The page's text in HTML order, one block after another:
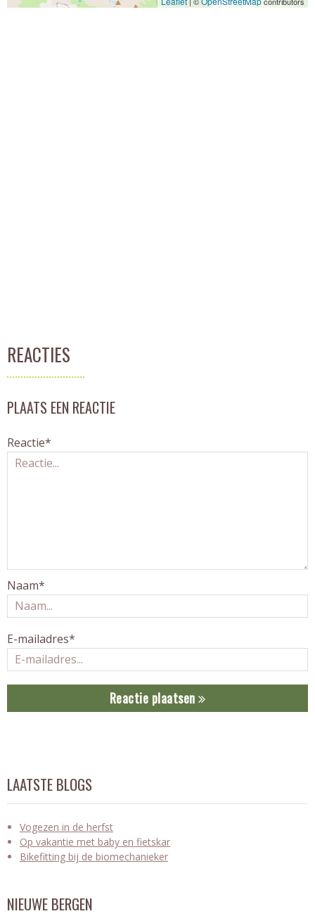
REACTIES
PLAATS EEN REACTIE
Reactie*
Naam*
E-mailadres*
Reactie plaatsen
LAATSTE BLOGS
Vogezen in de herfst
Op vakantie met baby en fietskar
Bikefitting bij de biomechanieker
NIEUWE BERGEN